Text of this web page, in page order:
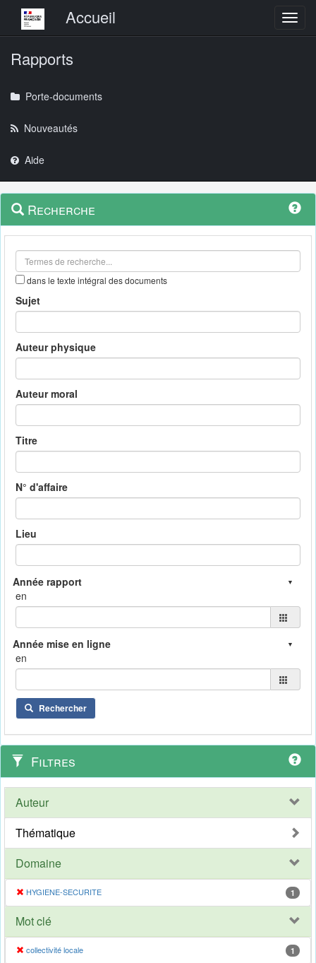
Menu principalAccueil
Rapports
Porte-documents
Nouveautés
Aide
Navigation
outils
Menu
contextuel
Recherche
dans le texte intégral des documents
Sujet
Auteur physique
Auteur moral
Titre
N° d'affaire
Lieu
en
en
Rechercher
Filtres
Auteur
Thématique
Domaine
HYGIENE-SECURITE 1
Mot clé
collectivité locale 1